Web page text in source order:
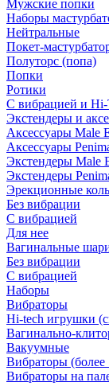
Мужские попки
Наборы
Нейтральные
Покет-
Полуторс (попа)
Попки
Ротики
С вибрацией и Hi-
Экстендеры и
Аксессуары Male
Аксессуары
Экстендеры Male
Экстендеры
Эрекционные
Без вибрации
С вибрацией
Для нее
Вагинальные
Без вибрации
С вибрацией
Наборы
Вибраторы
Hi-tech игрушки
Вагинально-
Вакуумные
Вибраторы (более
Вибраторы на